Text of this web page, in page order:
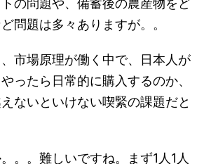
の問題や、備蓄後の農産物をど
問題は多々ありますが。。
市場原理が働く中で、日本人が
ったら日常的に購入するのか、
ないといけない喫緊の課題だと
。。難しいですね。まず1人1人